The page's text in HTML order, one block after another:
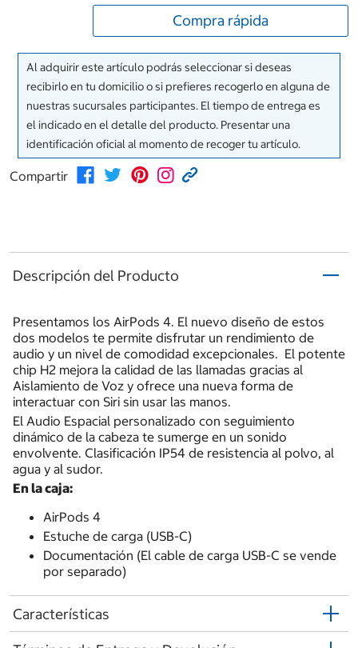
Compra rápida
Al adquirir este artículo podrás seleccionar si deseas
recibirlo en tu domicilio o si prefieres recogerlo en alguna de
nuestras sucursales participantes. El tiempo de entrega es
el indicado en el detalle del producto. Presentar una
identificación oficial al momento de recoger tu artículo.
Compartir
Descripción del Producto
Presentamos los AirPods 4. El nuevo diseño de estos
dos modelos te permite disfrutar un rendimiento de
audio y un nivel de comodidad excepcionales. El potente
chip H2 mejora la calidad de las llamadas gracias al
Aislamiento de Voz y ofrece una nueva forma de
interactuar con Siri sin usar las manos.
El Audio Espacial personalizado con seguimiento
dinámico de la cabeza te sumerge en un sonido
envolvente. Clasificación IP54 de resistencia al polvo, al
agua y al sudor.
En la caja:
AirPods 4
Estuche de carga (USB-C)
Documentación (El cable de carga USB-C se vende
por separado)
Características